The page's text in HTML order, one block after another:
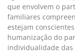
que envolvem o
familiares
estejam
humanização do
individualidade das